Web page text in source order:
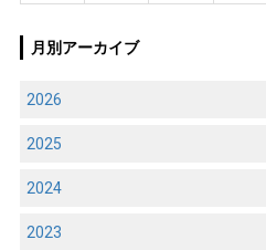
月別アーカイブ
2026
2025
2024
2023